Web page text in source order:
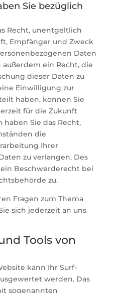
Sie bezüglich
Recht, unentgeltlich
Empfänger und Zweck
Daten
außerdem ein Recht, die
dieser Daten zu
Einwilligung zur
haben, können Sie
für die Zukunft
Sie das Recht,
die
Ihrer
zu verlangen. Des
Beschwerderecht bei
zu.
Fragen zum Thema
sich jederzeit an uns
Tools von
kann Ihr Surf-
werden. Das
sogenannten